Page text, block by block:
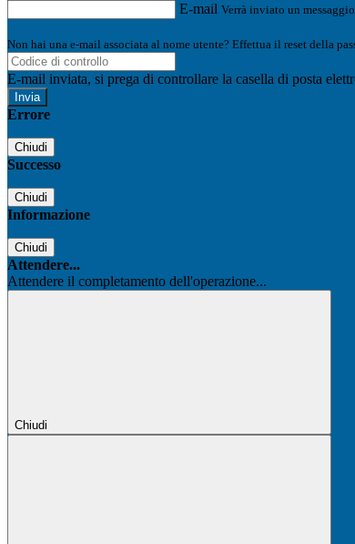
E-mail Verrà inviato un
Non hai una e-mail associata al nome utente? Effettua il reset della
E-mail inviata, si prega di controllare la casella di posta
Errore
Chiudi
Successo
Chiudi
Informazione
Chiudi
Attendere...
Attendere il completamento dell'operazione...
Chiudi